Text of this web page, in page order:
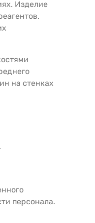
Изделие
на стенках
персонала.